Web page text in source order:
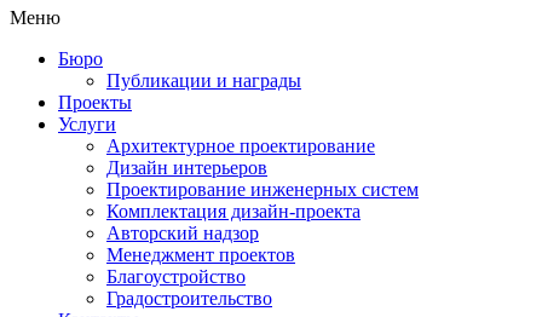
Меню
Бюро
Публикации и награды
Проекты
Услуги
Архитектурное проектирование
Дизайн интерьеров
Проектирование инженерных систем
Комплектация дизайн-проекта
Авторский надзор
Менеджмент проектов
Благоустройство
Градостроительство